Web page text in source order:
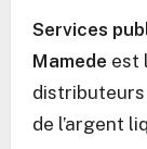
Services
Mamede est
de l’argent